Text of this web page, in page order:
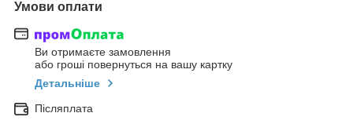
Умови оплати
Ви отримаєте замовлення
або гроші повернуться на вашу картку
Детальніше
Післяплата